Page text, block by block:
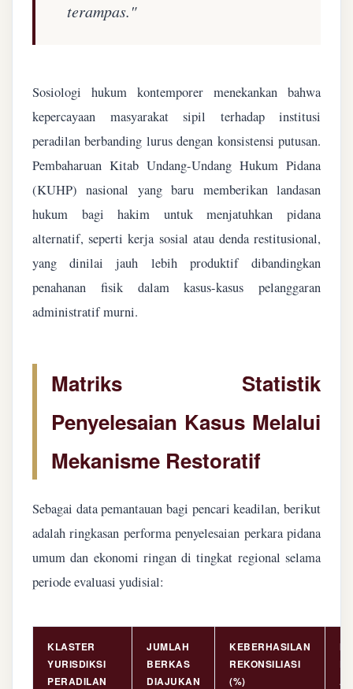
terampas."
Sosiologi hukum kontemporer menekankan bahwa
kepercayaan masyarakat sipil terhadap institusi
peradilan berbanding lurus dengan konsistensi putusan.
Pembaharuan Kitab Undang-Undang Hukum Pidana
(KUHP) nasional yang baru memberikan landasan
hukum bagi hakim untuk menjatuhkan pidana
alternatif, seperti kerja sosial atau denda restitusional,
yang dinilai jauh lebih produktif dibandingkan
penahanan fisik dalam kasus-kasus pelanggaran
administratif murni.
Matriks Statistik
Penyelesaian Kasus Melalui
Mekanisme Restoratif
Sebagai data pemantauan bagi pencari keadilan, berikut
adalah ringkasan performa penyelesaian perkara pidana
umum dan ekonomi ringan di tingkat regional selama
periode evaluasi yudisial:
KLASTER
YURISDIKSI
PERADILAN
JUMLAH
BERKAS
DIAJUKAN
KEBERHASILAN
REKONSILIASI
(%)